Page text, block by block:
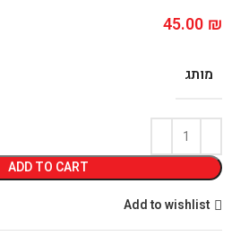
45.00 ₪
מותג
ADD TO CART
Add to wishlist